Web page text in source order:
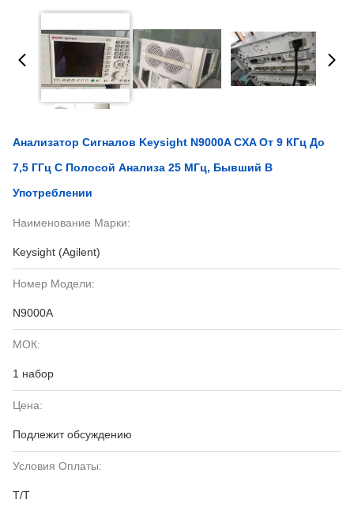
Анализатор Сигналов Keysight N9000A CXA От 9 КГц До
7,5 ГГц С Полосой Анализа 25 МГц, Бывший В
Употреблении
Наименование Марки:
Keysight (Agilent)
Номер Модели:
N9000A
МОК:
1 набор
Цена:
Подлежит обсуждению
Условия Оплаты:
T/T